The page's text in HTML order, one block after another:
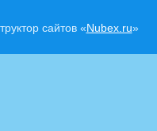
сайтов «Nubex.ru»